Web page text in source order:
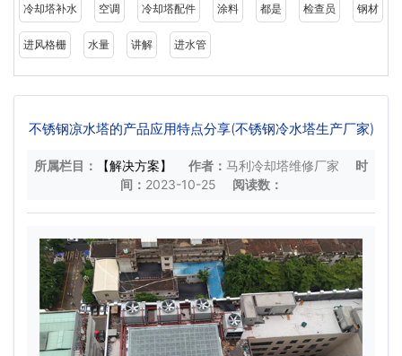
冷却塔补水 空调 冷却塔配件 涂料 都是 检查员 钢材
进风格栅 水量 讲解 进水管
不锈钢凉水塔的产品应用特点分享(不锈钢冷水塔生产厂家)
所属栏目： 【解决方案】 作者： 马利冷却塔维修厂家
时
间： 2023-10-25 阅读数：